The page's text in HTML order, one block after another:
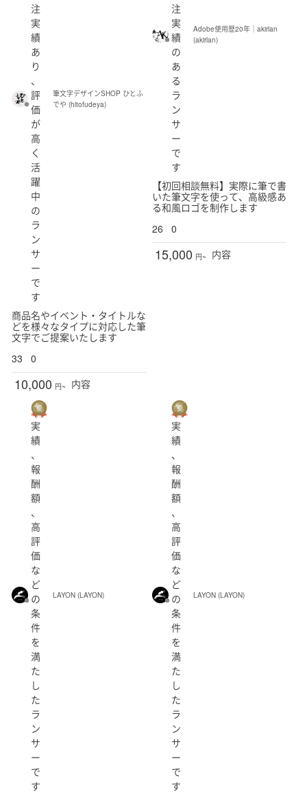
注
実
績
あ
り
、
評
価
が
高
く
活
躍
中
の
ラ
ン
サ
ー
で
す
筆文字デザインSHOP ひとふ
でや (hitofudeya)
商品名やイベント・タイトルな
どを様々なタイプに対応した筆
文字でご提案いたします
33
0
10,000 円~ 内容
注
実
績
の
あ
る
ラ
ン
サ
ー
で
す
Adobe使用歴20年｜akirlan
(akirlan)
【初回相談無料】実際に筆で書
いた筆文字を使って、高級感あ
る和風ロゴを制作します
26
0
15,000 円~ 内容
実
績
、
報
酬
額
、
高
評
価
な
ど
の
条
件
を
満
た
し
た
ラ
ン
サ
ー
で
す
LAYON (LAYON)
実
績
、
報
酬
額
、
高
評
価
な
ど
の
条
件
を
満
た
し
た
ラ
ン
サ
ー
で
す
LAYON (LAYON)